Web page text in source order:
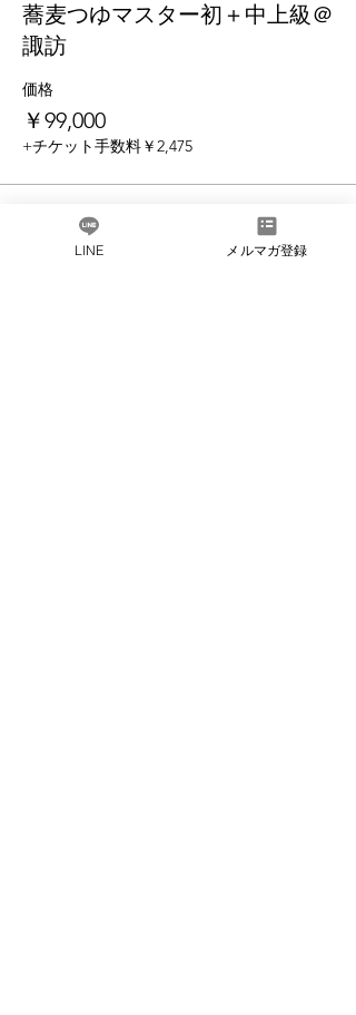
蕎麦つゆマスター初＋中上級＠
諏訪
価格
￥99,000
+チケット手数料￥2,475
チケットの種類
ツアー＋蕎麦つゆマスター中上
LINE メルマガ登録